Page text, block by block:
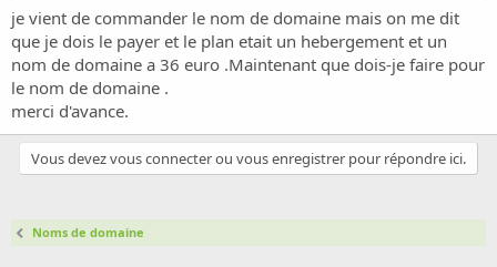
je vient de commander le nom de domaine mais on me dit
que je dois le payer et le plan etait un hebergement et un
nom de domaine a 36 euro .Maintenant que dois-je faire pour
le nom de domaine .
merci d'avance.
Vous devez vous connecter ou vous enregistrer pour répondre ici.
Noms de domaine